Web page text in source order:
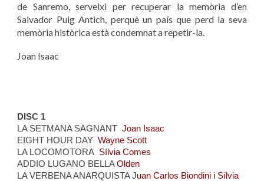
de Sanremo, serveixi per recuperar la memòria d’en
Salvador Puig Antich, perquè un país que perd la seva
memòria històrica està condemnat a repetir-la.
Joan Isaac
DISC 1
LA SETMANA SAGNANTJoan Isaac
EIGHT HOUR DAYWayne Scott
LA LOCOMOTORA Sílvia Comes
ADDIO LUGANO BELLAOlden
LA VERBENA ANARQUISTA Juan Carlos Biondini i Sílvia